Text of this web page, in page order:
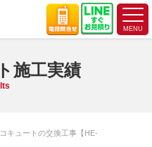
施工実績
キュートの交換工事【HE-